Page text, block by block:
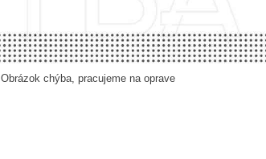
Obrázok chýba, pracujeme na oprave